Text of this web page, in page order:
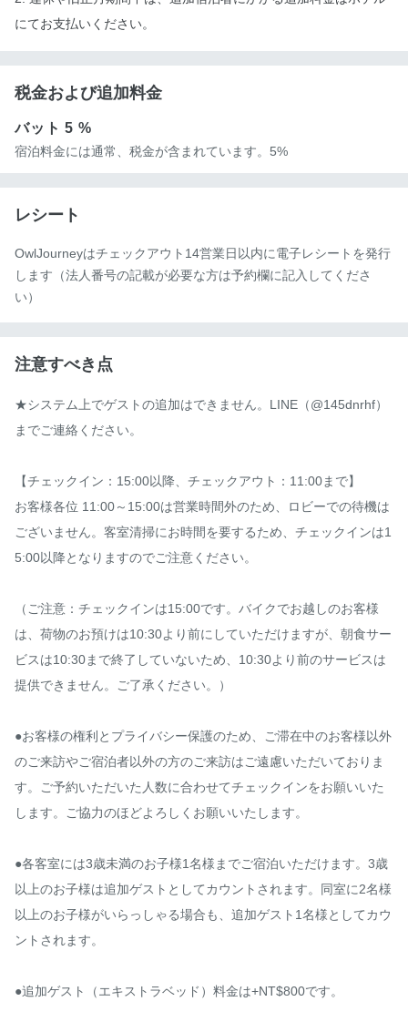
にてお支払いください。
税金および追加料金
バット5 %
宿泊料金には通常、税金が含まれています。5%
レシート
OwlJourneyはチェックアウト14営業日以内に電子レシートを発行
します（法人番号の記載が必要な方は予約欄に記入してくださ
い）
注意すべき点
★システム上でゲストの追加はできません。LINE（@145dnrhf）
までご連絡ください。
【チェックイン：15:00以降、チェックアウト：11:00まで】
お客様各位 11:00～15:00は営業時間外のため、ロビーでの待機は
ございません。客室清掃にお時間を要するため、チェックインは1
5:00以降となりますのでご注意ください。
（ご注意：チェックインは15:00です。バイクでお越しのお客様
は、荷物のお預けは10:30より前にしていただけますが、朝食サー
ビスは10:30まで終了していないため、10:30より前のサービスは
提供できません。ご了承ください。）
●お客様の権利とプライバシー保護のため、ご滞在中のお客様以外
のご来訪やご宿泊者以外の方のご来訪はご遠慮いただいておりま
す。ご予約いただいた人数に合わせてチェックインをお願いいた
します。ご協力のほどよろしくお願いいたします。
●各客室には3歳未満のお子様1名様までご宿泊いただけます。3歳
以上のお子様は追加ゲストとしてカウントされます。同室に2名様
以上のお子様がいらっしゃる場合も、追加ゲスト1名様としてカウ
ントされます。
●追加ゲスト（エキストラベッド）料金は+NT$800です。